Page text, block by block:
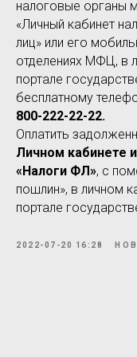
налоговые органы
«Личный кабинет
лиц» или его
отделениях МФЦ, в
портале
бесплатному
800-222-22-22.
Оплатить
Личном кабинете
«Налоги ФЛ», с
пошлин», в личном
портале
2022-07-20 16:28